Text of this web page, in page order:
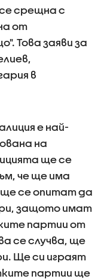
срещна с
от
Това заяви за
в
е най-
на
ще се
че ще има
ще се опитат да
защото имат
партии от
се случва, ще
Ще си играят
партии ще